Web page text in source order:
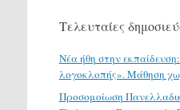
Τελευταίες
Νέα ήθη στην
λογοκλοπής». Μάθηση
Προσομοίωση